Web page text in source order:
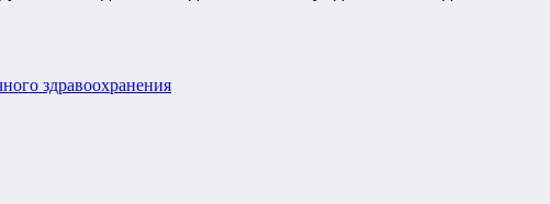
здравоохранения